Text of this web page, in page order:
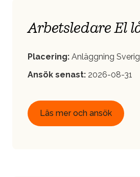
Arbetsledare El
Placering: Anläggning
Ansök senast: 2026-08-31
Läs mer och ansök